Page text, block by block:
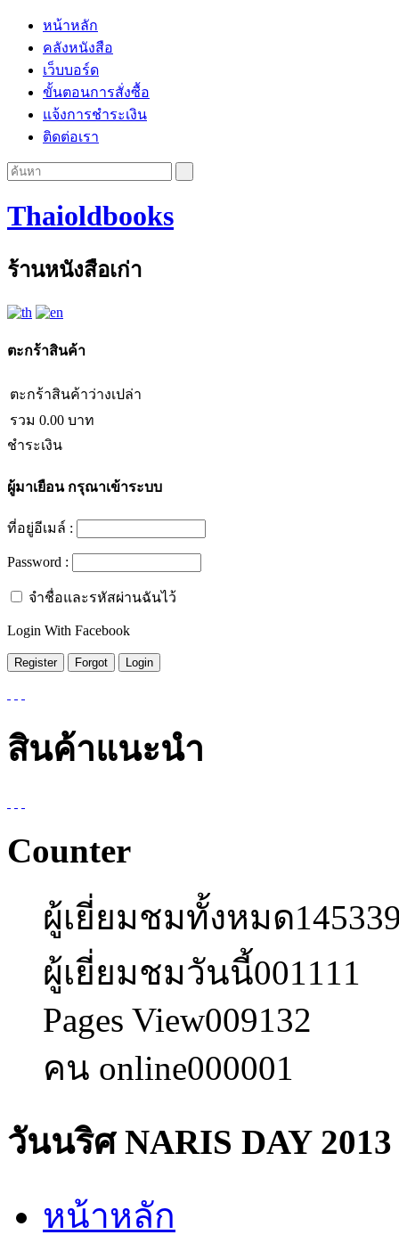
หน้าหลัก
คลังหนังสือ
เว็บบอร์ด
ขั้นตอนการสั่งซื้อ
แจ้งการชำระเงิน
ติดต่อเรา
Thaioldbooks
ร้านหนังสือเก่า
ตะกร้าสินค้า
ตะกร้าสินค้าว่างเปล่า
รวม 0.00 บาท
ชำระเงิน
ผู้มาเยือนกรุณาเข้าระบบ
ที่อยู่อีเมล์ :
Password :
จำชื่อและรหัสผ่านฉันไว้
Login With Facebook
สินค้าแนะนำ
Counter
ผู้เยี่ยมชมทั้งหมด
ผู้เยี่ยมชมวันนี้001111
Pages View009132
คน online000001
วันนริศ NARIS DAY 2013
หน้าหลัก